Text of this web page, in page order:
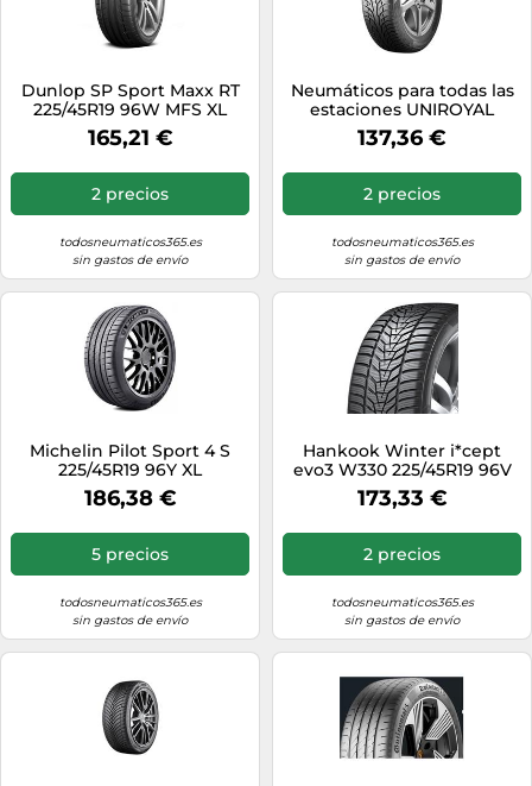
Dunlop SP Sport Maxx RT
225/45R19 96W MFS XL
165,21 €
2 precios
todosneumaticos365.es
sin gastos de envío
Neumáticos para todas las
estaciones UNIROYAL
AllSeasonExpert 2
225/45R19 96W XL
137,36 €
2 precios
todosneumaticos365.es
sin gastos de envío
Michelin Pilot Sport 4 S
225/45R19 96Y XL
186,38 €
5 precios
todosneumaticos365.es
sin gastos de envío
Hankook Winter i*cept
evo3 W330 225/45R19 96V
XL 3PMSF
173,33 €
2 precios
todosneumaticos365.es
sin gastos de envío